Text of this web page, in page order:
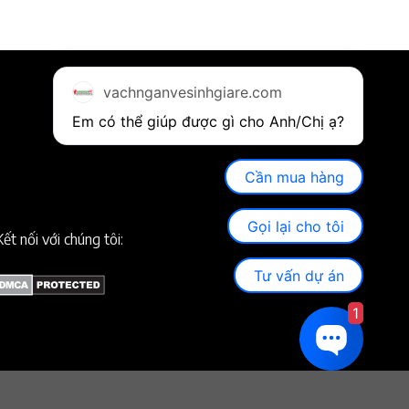
nối với chúng tôi:
vachnganvesinhgiare.com
Cần mua hàng
Gọi lại cho tôi
Tư vấn dự án
1